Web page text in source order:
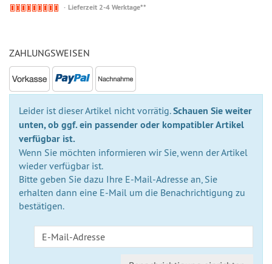
Nicht
Lieferzeit 2-4 Werktage**
ZAHLUNGSWEISEN
Leider ist dieser Artikel nicht vorrätig.Schauen Sie weiter
unten, ob ggf. ein passender oder kompatibler Artikel
verfügbar ist.
Wenn Sie möchten informieren wir Sie, wenn der Artikel
wieder verfügbar ist.
Bitte geben Sie dazu Ihre E-Mail-Adresse an, Sie
erhalten dann eine E-Mail um die Benachrichtigung zu
bestätigen.